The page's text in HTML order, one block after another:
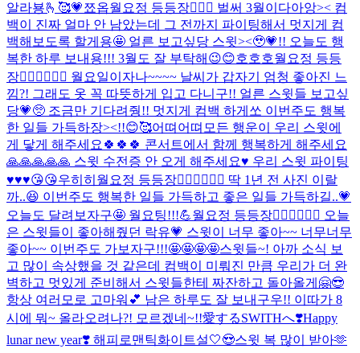
알라뵹🫰🥰💗쬬옵월요정 등등장🧚🏻‍♀️ 벌써 3월이다아앙>< 컴
백이 진짜 얼마 안 남았는데 그 전까지 파이팅해서 멋지게 컴
백해보도록 할게용🤩 얼른 보고싶당 스윗><🥹💗!! 오늘도 행
복한 하루 보내용!!! 3월도 잘 부탁해😉😊호호호월요정 등등
장🧚🏻‍♀️🧚🏻‍♀️ 월요일이자나~~~~ 날씨가 갑자기 엄청 좋아진 느
낌?! 그래도 옷 꼭 따뜻하게 입고 다니구!! 얼른 스윗들 보고싶
당💗🥺 조금만 기다려줭!! 멋지게 컴백 하게쏘 이번주도 행복
한 일들 가득하장><!!😊🥰어뗘 어뗘 모든 행운이 우리 스윗에
게 닿게 해주세요🍀🍀🍀 콘서트에서 함께 행복하게 해주세요
🙏🙏🙏🙏🙏 스윗 수전증 안 오게 해주세요♥️ 우리 스윗 파이팅
♥️♥️♥️😘😘우히히 월요정 등등장🧚🏻‍♀️🧚🏻‍♀️ 딱 1년 전 사진 이랄
까..😆 이번주도 행복한 일들 가득하고 좋은 일들 가득하길..💗
오늘도 달려보자구🤩 월요팅!!!💪월요정 등등장🧚🏻‍♀️🧚🏻‍♀️ 오늘
은 스윗들이 좋아해줬던 락유💗 스윗이 너무 좋아~~ 너무너무
좋아~~ 이번주도 가보자구!!!🤩🤩🤩🤩스윗들~! 아까 소식 보
고 많이 속상했을 것 같은데 컴백이 미뤄진 만큼 우리가 더 완
벽하고 멋있게 준비해서 스윗들한테 짜잔하고 돌아올게🤗😎
항상 여러모로 고마워💕 남은 하루도 잘 보내구우!! 이따가 8
시에 뭐~ 올라오려나?! 모르겠네~!!愛するSWITHへ❣️Happy
lunar new year❣️ 해피로맨틱화이트설🤍😍스윗 복 많이 받아🫶